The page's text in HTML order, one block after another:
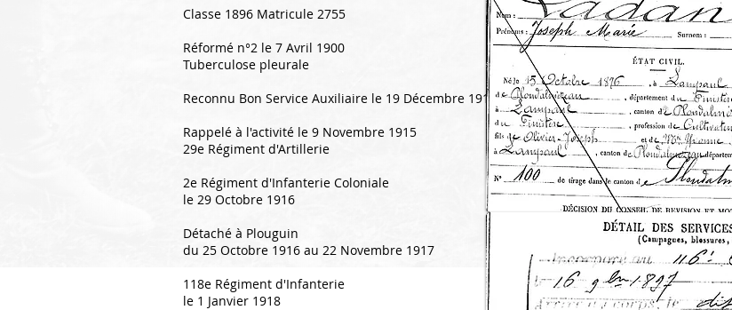
Classe 1896 Matricule 2755
Réformé n°2 le 7 Avril 1900
Tuberculose pleurale
Reconnu Bon Service Auxiliaire le 19 Décembre 1914
Rappelé à l'activité le 9 Novembre 1915
29e Régiment d'Artillerie
2e Régiment d'Infanterie Coloniale
le 29 Octobre 1916
Détaché à Plouguin
du 25 Octobre 1916 au 22 Novembre 1917
118e Régiment d'Infanterie
le 1 Janvier 1918